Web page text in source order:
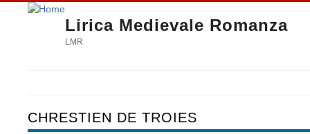
Lirica Medievale Romanza
LMR
CHRESTIEN DE TROIES